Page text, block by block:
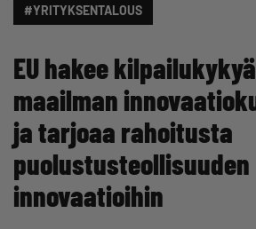
#YRITYKSENTALOUS
EU hakee
maailman
ja tarjoaa rahoitusta
puolustusteollisuuden
innovaatioihin